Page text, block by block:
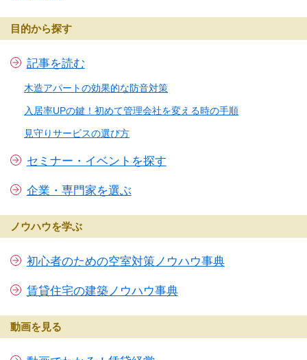
目的から探す
記事を読む
木造アパートの効果的な防音対策
入居率UPの鍵！初めて管理会社を変える時の手順
見守りサービスの選び方
セミナー・イベントを探す
企業・専門家を選ぶ
ノウハウを学ぶ
初心者のための空室対策ノウハウ事典
賃貸住宅の建築ノウハウ事典
動画を見る